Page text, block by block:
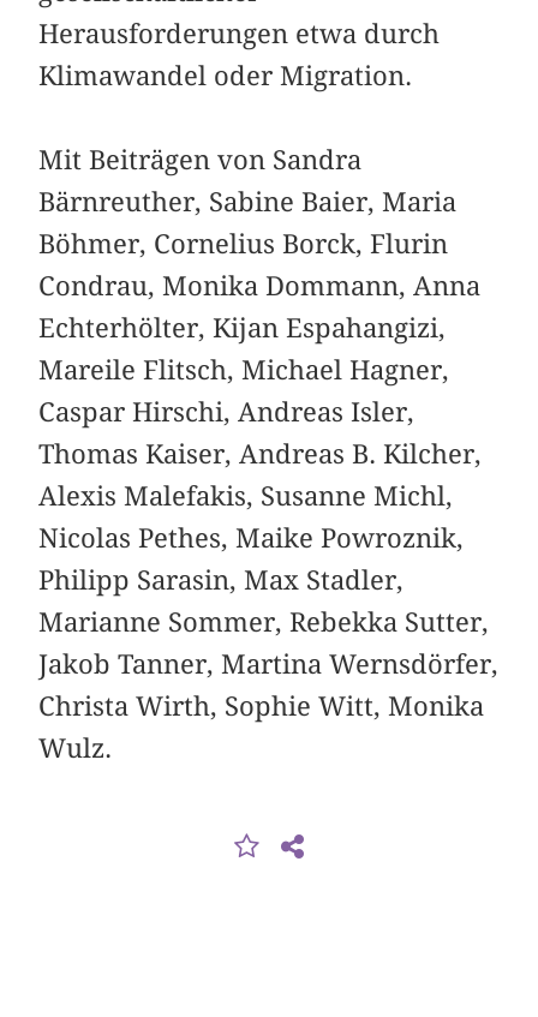
Herausforderungen etwa durch
Klimawandel oder Migration.
Mit Beiträgen von Sandra
Bärnreuther, Sabine Baier, Maria
Böhmer, Cornelius Borck, Flurin
Condrau, Monika Dommann, Anna
Echterhölter, Kijan Espahangizi,
Mareile Flitsch, Michael Hagner,
Caspar Hirschi, Andreas Isler,
Thomas Kaiser, Andreas B. Kilcher,
Alexis Malefakis, Susanne Michl,
Nicolas Pethes, Maike Powroznik,
Philipp Sarasin, Max Stadler,
Marianne Sommer, Rebekka Sutter,
Jakob Tanner, Martina Wernsdörfer,
Christa Wirth, Sophie Witt, Monika
Wulz.